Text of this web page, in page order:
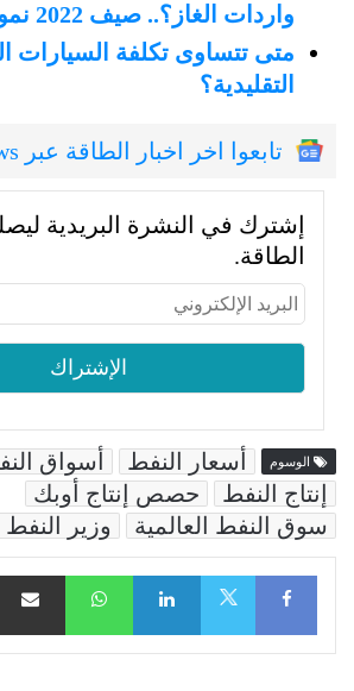
واردات الغاز؟.. صيف 2022 نموذجًا
متى تتساوى تكلفة السيارات
التقليدية؟
تابعوا اخر اخبار الطاقة عبر Google News
إشترك في النشرة البريدية
الطاقة.
الوسوم أسعار النفط أسواق
إنتاج النفط
حصص إنتاج أوبك
سوق النفط العالمية
وزير
Facebook
LinkedIn